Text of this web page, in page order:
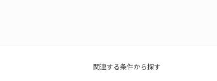
関連する条件から探す